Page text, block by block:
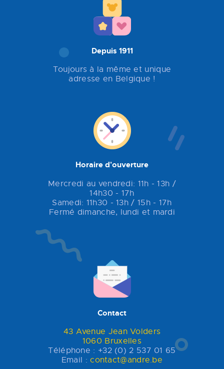
Depuis 1911
Toujours à la même et unique
adresse en Belgique !
Horaire d'ouverture
Mercredi au vendredi: 11h - 13h /
14h30 - 17h
Samedi: 11h30 - 13h / 15h - 17h
Fermé dimanche, lundi et mardi
Contact
43 Avenue Jean Volders
1060 Bruxelles
Téléphone : +32 (0) 2 537 01 65
Email :contact@andre.be